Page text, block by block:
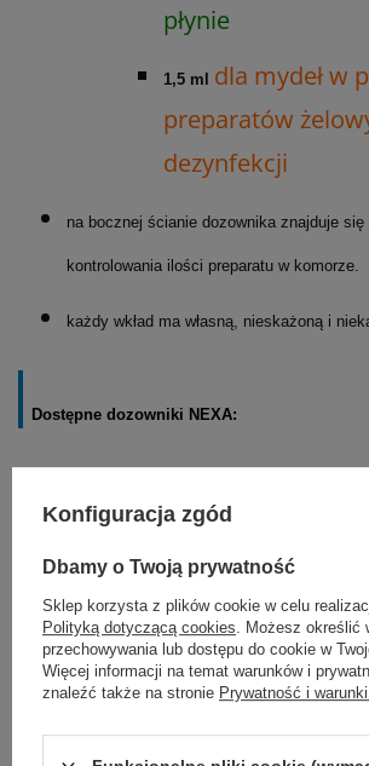
płynie
1,5 ml dla mydeł w
preparatów
dezynfekcji
na bocznej ścianie dozownika znajduje się
kontrolowania ilości preparatu w komorze.
każdy wkład ma własną, nieskażoną i
Dostępne dozowniki NEXA:
Automatyczny dozownik NEXA
Dostępnewkłady pasujące
dozowników NEXA:
Konfiguracja zgód
Dbamy o Twoją prywatność
Sklep korzysta z plików cookie w celu
Polityką dotyczącą cookies . Możesz określić
przechowywania lub dostępu do cookie w
Więcej informacji na temat warunków i
znaleźć także na stronie Prywatność i